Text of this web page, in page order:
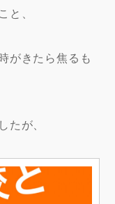
、
がきたら焦るも
が、